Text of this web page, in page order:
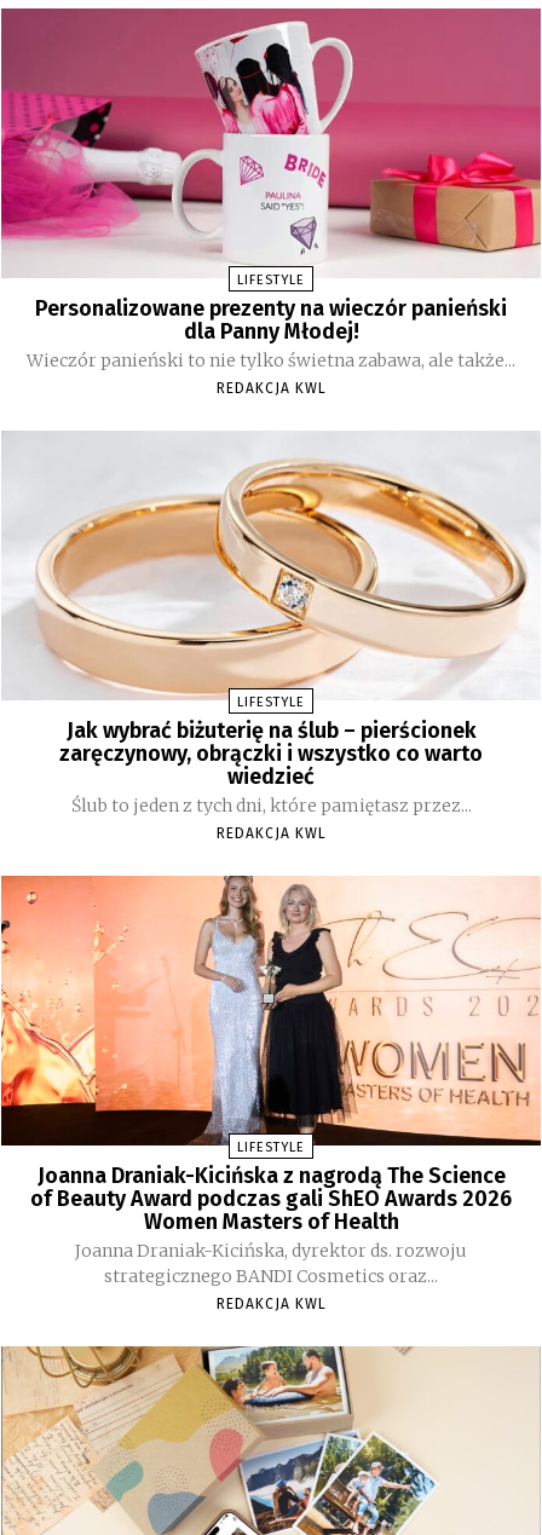
LIFESTYLE
Personalizowane prezenty na wieczór panieński
dla Panny Młodej!
Wieczór panieński to nie tylko świetna zabawa, ale także...
REDAKCJA KWL
LIFESTYLE
Jak wybrać biżuterię na ślub – pierścionek
zaręczynowy, obrączki i wszystko co warto
wiedzieć
Ślub to jeden z tych dni, które pamiętasz przez...
REDAKCJA KWL
LIFESTYLE
Joanna Draniak-Kicińska z nagrodą The Science
of Beauty Award podczas gali ShEO Awards 2026
Women Masters of Health
Joanna Draniak-Kicińska, dyrektor ds. rozwoju
strategicznego BANDI Cosmetics oraz...
REDAKCJA KWL